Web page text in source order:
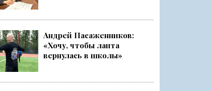
слёт
стала серебряным ...
Андрей Пасаженников:
«Хочу, чтобы лапта
вернулась в школы»